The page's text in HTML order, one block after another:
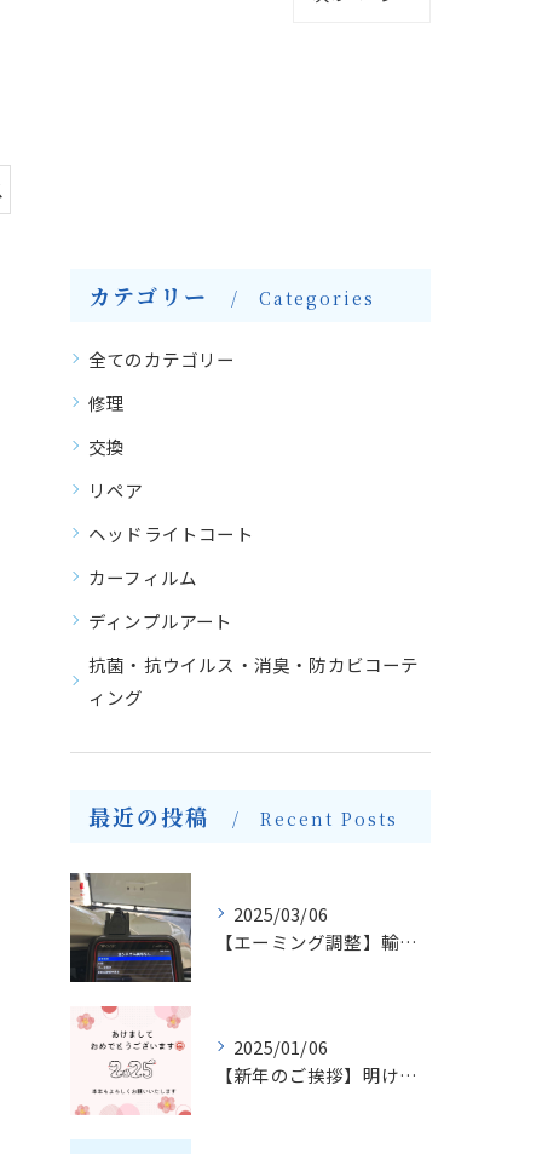
カテゴリー Categories
全てのカテゴリー
修理
交換
リペア
ヘッドライトコート
カーフィルム
ディンプルアート
抗菌・抗ウイルス・消臭・防カビコーテ
ィング
最近の投稿 Recent Posts
2025/03/06
【エーミング調整】輸入車のフロントガラス交換とエーミングについて
2025/01/06
【新年のご挨拶】明けましておめでとうございます